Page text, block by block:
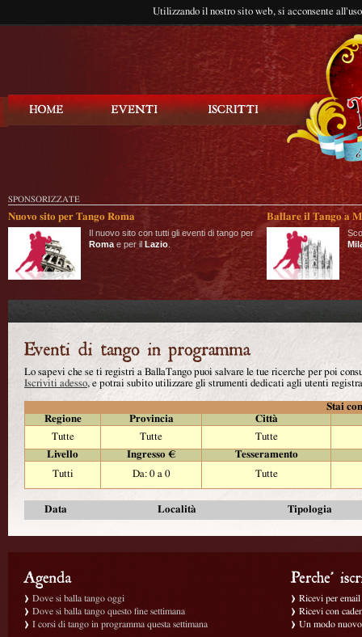
Utilizzando il nostro sito web, si acconsente
SPONSORIZZATE
Nuovo sito per Tango Roma
Il nuovo sito con tutti gli eventi di tango per
Roma e per il Lazio
Ballare il Tango a
Lo sapevi che se ti registri a BallaTango puoi salvare le tue ricerche per poi
Iscriviti adesso, e potrai subito utilizzare gli strumenti dedicati agli utenti
Stai
Regione
Provincia
Città
Tutte
Tutte
Tutte
Livello
Ingresso €
Tesseramento
Tutti
Da: 0 a 0 Tutte
Data Località Tipologia
Dove si balla tango oggi
Dove si balla tango questo fine settimana
I corsi di tango in programma questa settimana
Ricevi per
Ricevi con
Un modo